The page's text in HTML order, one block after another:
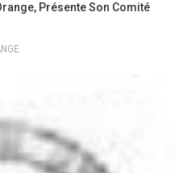
Présente Son Comité